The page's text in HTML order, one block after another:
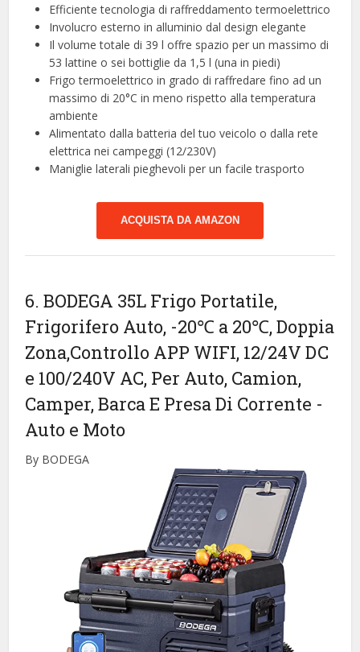
Efficiente tecnologia di raffreddamento termoelettrico
Involucro esterno in alluminio dal design elegante
Il volume totale di 39 l offre spazio per un massimo di
53 lattine o sei bottiglie da 1,5 l (una in piedi)
Frigo termoelettrico in grado di raffredare fino ad un
massimo di 20°C in meno rispetto alla temperatura
ambiente
Alimentato dalla batteria del tuo veicolo o dalla rete
elettrica nei campeggi (12/230V)
Maniglie laterali pieghevoli per un facile trasporto
ACQUISTA DA AMAZON
6. BODEGA 35L Frigo Portatile,
Frigorifero Auto, -20℃ a 20℃, Doppia
Zona,Controllo APP WIFI, 12/24V DC
e 100/240V AC, Per Auto, Camion,
Camper, Barca E Presa Di Corrente -
Auto e Moto
By BODEGA